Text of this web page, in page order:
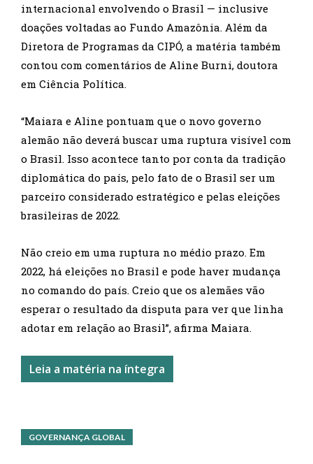
internacional envolvendo o Brasil — inclusive
doações voltadas ao Fundo Amazônia. Além da
Diretora de Programas da CIPÓ, a matéria também
contou com comentários de Aline Burni, doutora
em Ciência Política.
“Maiara e Aline pontuam que o novo governo
alemão não deverá buscar uma ruptura visível com
o Brasil. Isso acontece tanto por conta da tradição
diplomática do país, pelo fato de o Brasil ser um
parceiro considerado estratégico e pelas eleições
brasileiras de 2022.
Não creio em uma ruptura no médio prazo. Em
2022, há eleições no Brasil e pode haver mudança
no comando do país. Creio que os alemães vão
esperar o resultado da disputa para ver que linha
adotar em relação ao Brasil”, afirma Maiara.
Leia a matéria na íntegra
GOVERNANÇA GLOBAL